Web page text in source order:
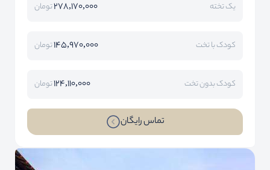
یک تخته 278,170,000تومان
کودک با تخت 145,970,000تومان
کودک بدون تخت 124,110,000تومان
تماس رایگان